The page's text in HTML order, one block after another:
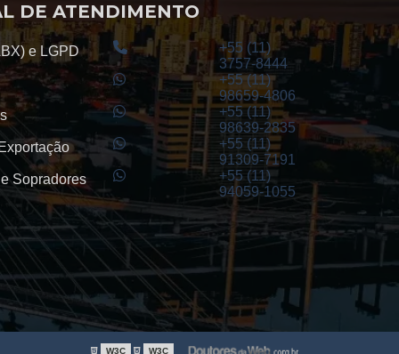
Engrenagem cônica helicoidal
Engrenagem para redutor de velocidade
Redutor de velocidade de engrenagens
Cremalheira engrenagem
Cremalheira helicoidal
Redutor planetário preço
Cremalheira helicoidal preço
Fresamento de cremalheira
DE ATENDIMENTO
e LGPD
+55 (11)
3757-8444
+55 (11)
98659-4806
+55 (11)
98639-2835
+55 (11)
91309-7191
Sopradores
+55 (11)
94059-1055
W3C W3C